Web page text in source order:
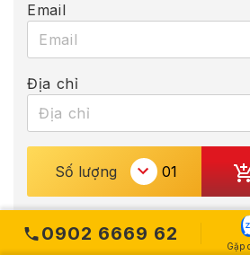
Email
Địa chỉ
Số lượng
0902 6669 62
Gặp